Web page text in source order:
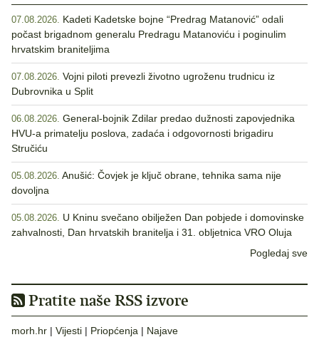
07.08.2026. Kadeti Kadetske bojne “Predrag Matanović” odali
počast brigadnom generalu Predragu Matanoviću i poginulim
hrvatskim braniteljima
07.08.2026. Vojni piloti prevezli životno ugroženu trudnicu iz
Dubrovnika u Split
06.08.2026. General-bojnik Zdilar predao dužnosti zapovjednika
HVU-a primatelju poslova, zadaća i odgovornosti brigadiru
Stručiću
05.08.2026. Anušić: Čovjek je ključ obrane, tehnika sama nije
dovoljna
05.08.2026. U Kninu svečano obilježen Dan pobjede i domovinske
zahvalnosti, Dan hrvatskih branitelja i 31. obljetnica VRO Oluja
Pogledaj sve
Pratite naše RSS izvore
morh.hr | Vijesti | Priopćenja | Najave